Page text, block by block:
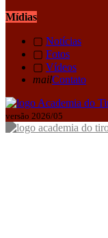
Mídias
▢ Notícias
▢ Fotos
▢ Vídeos
mailContato
versão 2026/05